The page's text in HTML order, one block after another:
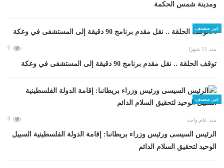
ومدينة شمس الحكمة
غير مصنف
منذ 11 شهرًا 0
توقف الحلقة .. نقل مقدم برنامج 90 دقيقة إلى المستشفى في وعكة
غير مصنف
منذ عام واحد 0
الرئيس السيسى ورئيس وزراء بريطانىا: إقامة الدولة الفلسطينية السبيل
الوحيد لتحقيق السلام الدائم